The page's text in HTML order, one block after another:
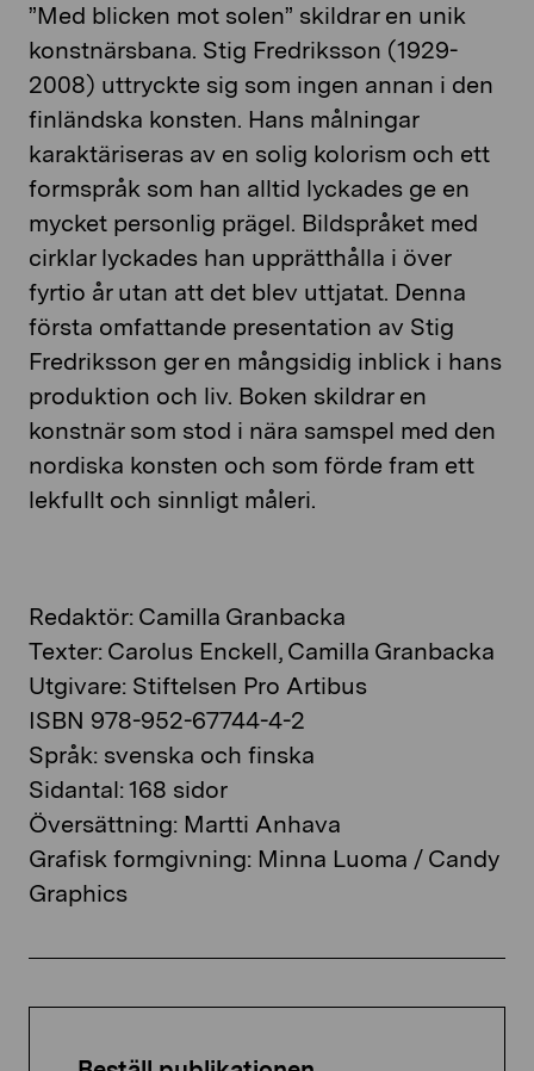
”Med blicken mot solen” skildrar en unik
konstnärsbana. Stig Fredriksson (1929-
2008) uttryckte sig som ingen annan i den
finländska konsten. Hans målningar
karaktäriseras av en solig kolorism och ett
formspråk som han alltid lyckades ge en
mycket personlig prägel. Bildspråket med
cirklar lyckades han upprätthålla i över
fyrtio år utan att det blev uttjatat. Denna
första omfattande presentation av Stig
Fredriksson ger en mångsidig inblick i hans
produktion och liv. Boken skildrar en
konstnär som stod i nära samspel med den
nordiska konsten och som förde fram ett
lekfullt och sinnligt måleri.
Redaktör: Camilla Granbacka
Texter: Carolus Enckell, Camilla Granbacka
Utgivare: Stiftelsen Pro Artibus
ISBN 978-952-67744-4-2
Språk: svenska och finska
Sidantal: 168 sidor
Översättning: Martti Anhava
Grafisk formgivning: Minna Luoma / Candy
Graphics